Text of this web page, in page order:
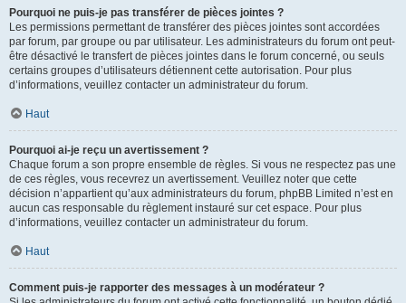
Pourquoi ne puis-je pas transférer de pièces jointes ?
Les permissions permettant de transférer des pièces jointes sont accordées
par forum, par groupe ou par utilisateur. Les administrateurs du forum ont peut-
être désactivé le transfert de pièces jointes dans le forum concerné, ou seuls
certains groupes d’utilisateurs détiennent cette autorisation. Pour plus
d’informations, veuillez contacter un administrateur du forum.
Haut
Pourquoi ai-je reçu un avertissement ?
Chaque forum a son propre ensemble de règles. Si vous ne respectez pas une
de ces règles, vous recevrez un avertissement. Veuillez noter que cette
décision n’appartient qu’aux administrateurs du forum, phpBB Limited n’est en
aucun cas responsable du règlement instauré sur cet espace. Pour plus
d’informations, veuillez contacter un administrateur du forum.
Haut
Comment puis-je rapporter des messages à un modérateur ?